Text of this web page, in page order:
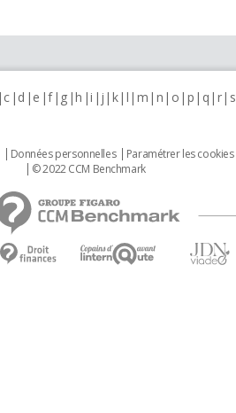
c d e f g h i j k l m n o p q r s
Données personnelles Paramétrer les cookies
© 2022 CCM Benchmark